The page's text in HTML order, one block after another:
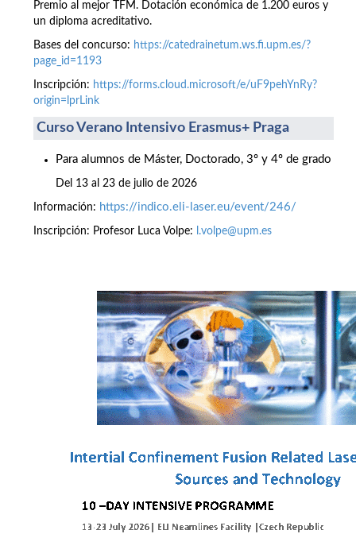
Premio al mejor TFM. Dotación económica de 1.200 euros y
un diploma acreditativo.
Bases del concurso: https://catedrainetum.ws.fi.upm.es/?
page_id=1193
Inscripción: https://forms.cloud.microsoft/e/uF9pehYnRy?
origin=lprLink
Curso Verano Intensivo Erasmus+ Praga
Para alumnos de Máster, Doctorado, 3º y 4º de grado
Del 13 al 23 de julio de 2026
Información: https://indico.eli-laser.eu/event/246/
Inscripción: Profesor Luca Volpe: l.volpe@upm.es